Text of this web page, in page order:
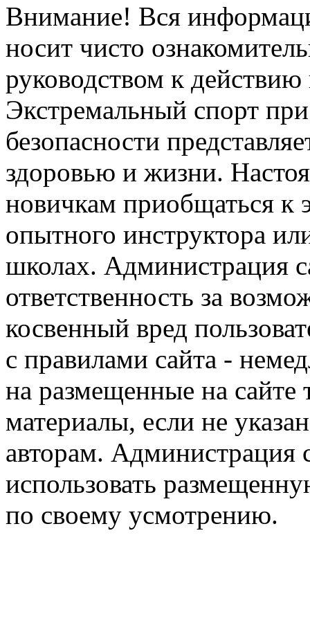
Внимание! Вся
носит чисто
руководством к
Экстремальный спорт
безопасности
здоровью и жизни.
новичкам приобщаться к
опытного инструктора
школах. Администрация
ответственность за
косвенный вред
с правилами сайта -
на размещенные на сайте
материалы, если не
авторам. Администрация
использовать
по своему усмотрению.